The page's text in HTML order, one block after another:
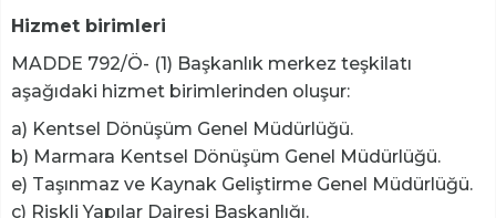
Hizmet birimleri
MADDE 792/Ö- (1) Başkanlık merkez teşkilatı
aşağıdaki hizmet birimlerinden oluşur:
a) Kentsel Dönüşüm Genel Müdürlüğü.
b) Marmara Kentsel Dönüşüm Genel Müdürlüğü.
e) Taşınmaz ve Kaynak Geliştirme Genel Müdürlüğü.
c) Riskli Yapılar Dairesi Başkanlığı.